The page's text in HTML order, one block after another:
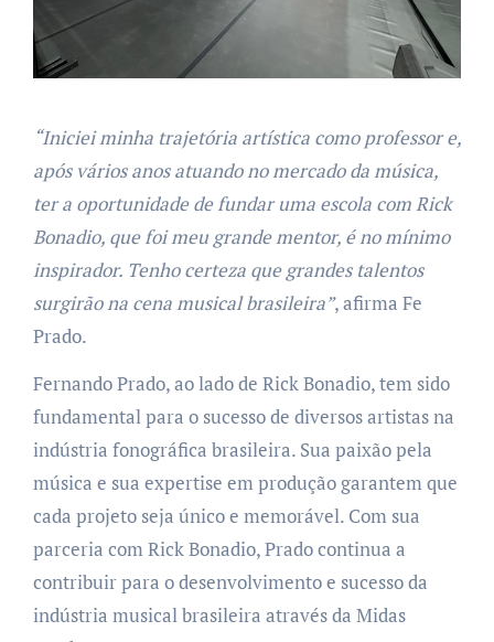
“Iniciei minha trajetória artística como professor e,
após vários anos atuando no mercado da música,
ter a oportunidade de fundar uma escola com Rick
Bonadio, que foi meu grande mentor, é no mínimo
inspirador. Tenho certeza que grandes talentos
surgirão na cena musical brasileira”, afirma Fe
Prado.
Fernando Prado, ao lado de Rick Bonadio, tem sido
fundamental para o sucesso de diversos artistas na
indústria fonográfica brasileira. Sua paixão pela
música e sua expertise em produção garantem que
cada projeto seja único e memorável. Com sua
parceria com Rick Bonadio, Prado continua a
contribuir para o desenvolvimento e sucesso da
indústria musical brasileira através da Midas